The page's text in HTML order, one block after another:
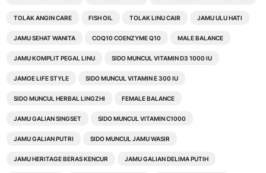
TOLAK ANGIN CARE FISH OIL TOLAK LINU CAIR JAMU ULU HATI
JAMU SEHAT WANITA COQ10 COENZYME Q10 MALE BALANCE
JAMU KOMPLIT PEGAL LINU SIDO MUNCUL VITAMIN D3 1000 IU
JAMOE LIFE STYLE SIDO MUNCUL VITAMIN E 300 IU
SIDO MUNCUL HERBAL LINGZHI FEMALE BALANCE
JAMU GALIAN SINGSET SIDO MUNCUL VITAMIN C1000
JAMU GALIAN PUTRI SIDO MUNCUL JAMU WASIR
JAMU HERITAGE BERAS KENCUR JAMU GALIAN DELIMA PUTIH